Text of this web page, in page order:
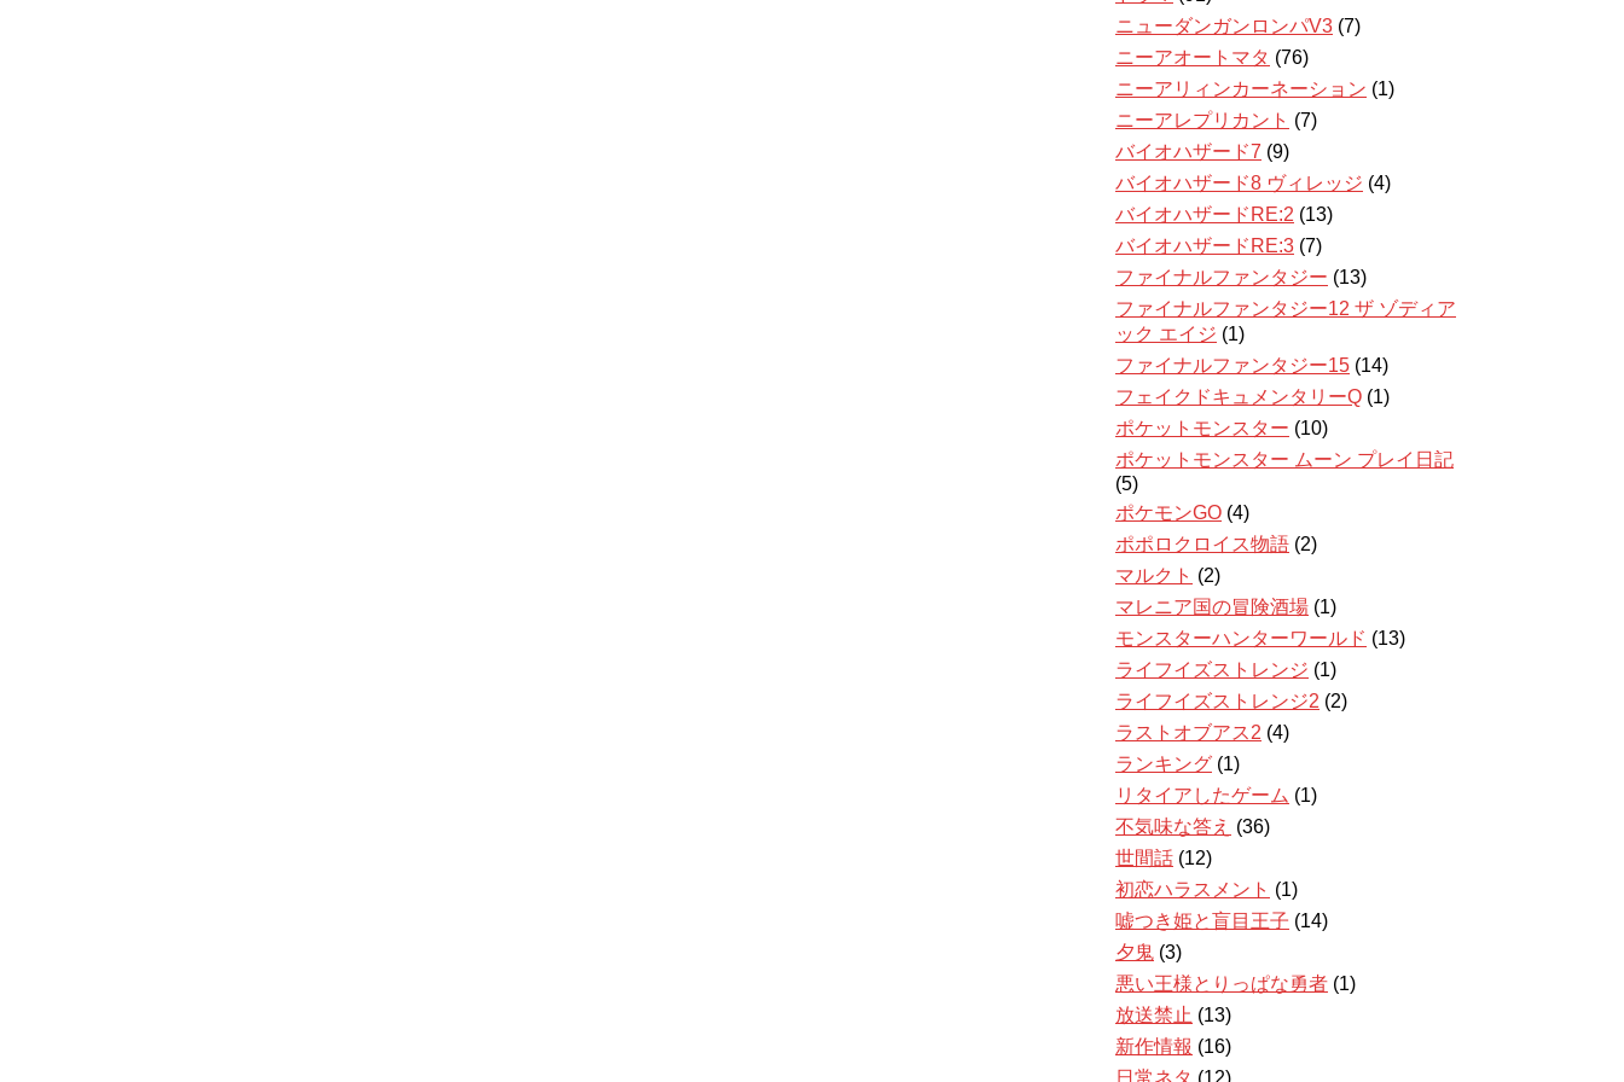
ニューダンガンロンパV3 (7)
ニーアオートマタ (76)
ニーアリィンカーネーション (1)
ニーアレプリカント (7)
バイオハザード7 (9)
バイオハザード8 ヴィレッジ (4)
バイオハザードRE:2 (13)
バイオハザードRE:3 (7)
ファイナルファンタジー (13)
ファイナルファンタジー12 ザ ゾディア
ック エイジ (1)
ファイナルファンタジー15 (14)
フェイクドキュメンタリーQ (1)
ポケットモンスター (10)
ポケットモンスター ムーン プレイ日記
(5)
ポケモンGO (4)
ポポロクロイス物語 (2)
マルクト (2)
マレニア国の冒険酒場 (1)
モンスターハンターワールド (13)
ライフイズストレンジ (1)
ライフイズストレンジ2 (2)
ラストオブアス2 (4)
ランキング (1)
リタイアしたゲーム (1)
不気味な答え (36)
世間話 (12)
初恋ハラスメント (1)
嘘つき姫と盲目王子 (14)
夕鬼 (3)
悪い王様とりっぱな勇者 (1)
放送禁止 (13)
新作情報 (16)
日常ネタ (12)